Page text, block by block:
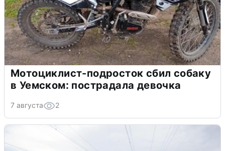
Мотоциклист-подросток сбил собаку
в Уемском: пострадала девочка
7 августа 2